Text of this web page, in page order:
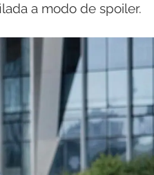
a modo de spoiler.